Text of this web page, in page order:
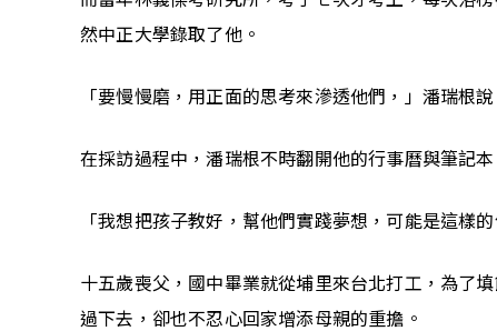
然中正大學錄取了他。
「要慢慢磨，用正面的思考來滲透他們，」潘瑞根
在採訪過程中，潘瑞根不時翻開他的行事曆與筆記
「我想把孩子教好，幫他們實踐夢想，可能是這樣
十五歲喪父，國中畢業就從埔里來台北打工，為了
過下去，卻也不忍心回家增添母親的重擔。